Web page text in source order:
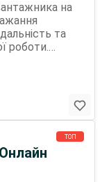
на
до
— будемо
ТОП